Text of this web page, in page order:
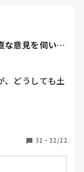
言われ続けて
な意見を伺いた
、どうしても土
ています。
と一日も土曜
31 ・ 12/22